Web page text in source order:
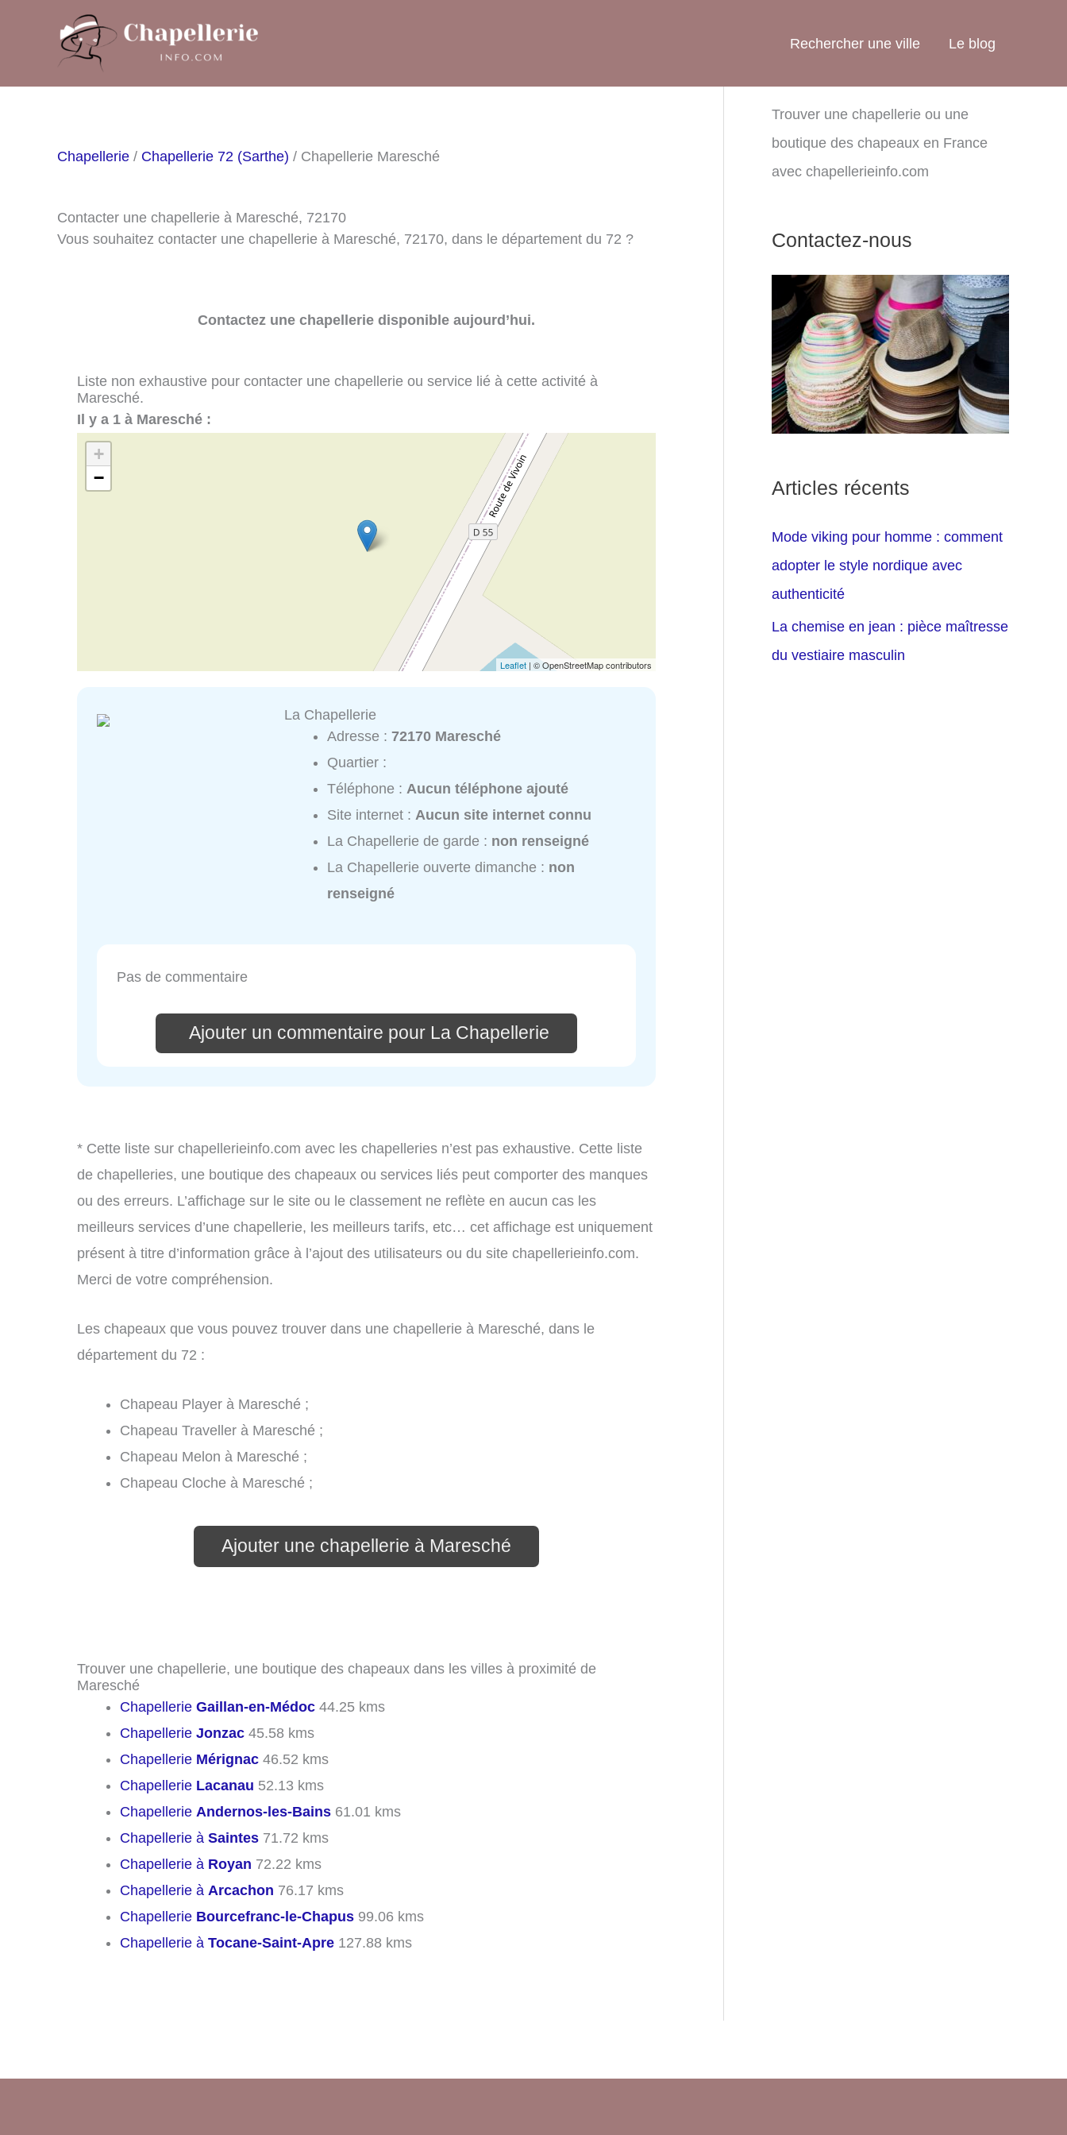
Rechercher une ville Le blog
Chapellerie / Chapellerie 72 (Sarthe) / Chapellerie Maresché
Contacter une chapellerie à Maresché, 72170
Vous souhaitez contacter une chapellerie à Maresché, 72170, dans le département du 72 ?
Contactez une chapellerie disponible aujourd’hui.
Liste non exhaustive pour contacter une chapellerie ou service lié à cette activité à
Maresché.
Il y a 1 à Maresché :
+
−
Leaflet | © OpenStreetMap contributors
La Chapellerie
Adresse :72170 Maresché
Quartier :
Téléphone : Aucun téléphone ajouté
Site internet : Aucun site internet connu
La Chapellerie de garde : non renseigné
La Chapellerie ouverte dimanche : non
renseigné
Pas de commentaire
Ajouter un commentaire pour La Chapellerie
* Cette liste sur chapellerieinfo.com avec les chapelleries n’est pas exhaustive. Cette liste
de chapelleries, une boutique des chapeaux ou services liés peut comporter des manques
ou des erreurs. L’affichage sur le site ou le classement ne reflète en aucun cas les
meilleurs services d’une chapellerie, les meilleurs tarifs, etc… cet affichage est uniquement
présent à titre d’information grâce à l’ajout des utilisateurs ou du site chapellerieinfo.com.
Merci de votre compréhension.
Les chapeaux que vous pouvez trouver dans une chapellerie à Maresché, dans le
département du 72 :
Chapeau Player à Maresché ;
Chapeau Traveller à Maresché ;
Chapeau Melon à Maresché ;
Chapeau Cloche à Maresché ;
Ajouter une chapellerie à Maresché
Trouver une chapellerie, une boutique des chapeaux dans les villes à proximité de
Maresché
Chapellerie Gaillan-en-Médoc 44.25 kms
Chapellerie Jonzac 45.58 kms
Chapellerie Mérignac 46.52 kms
Chapellerie Lacanau 52.13 kms
Chapellerie Andernos-les-Bains 61.01 kms
Chapellerie à Saintes 71.72 kms
Chapellerie à Royan 72.22 kms
Chapellerie à Arcachon 76.17 kms
Chapellerie Bourcefranc-le-Chapus 99.06 kms
Chapellerie à Tocane-Saint-Apre 127.88 kms
Trouver une chapellerie ou une
boutique des chapeaux en France
avec chapellerieinfo.com
Contactez-nous
Articles récents
Mode viking pour homme : comment
adopter le style nordique avec
authenticité
La chemise en jean : pièce maîtresse
du vestiaire masculin